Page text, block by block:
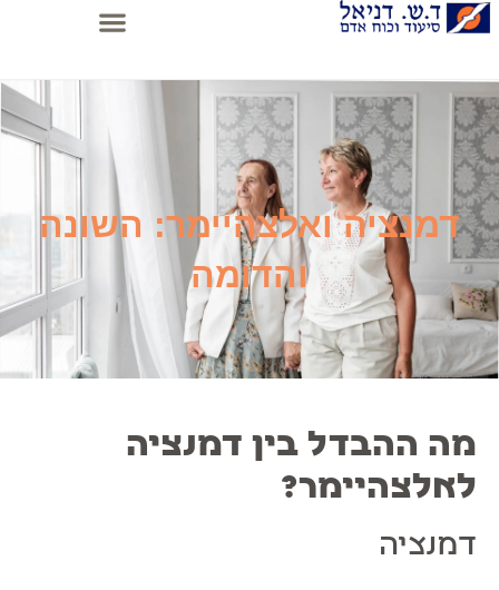
דמנציה ואלצהיימר: השונה
והדומה
מה ההבדל בין דמנציה
לאלצהיימר?
דמנציה